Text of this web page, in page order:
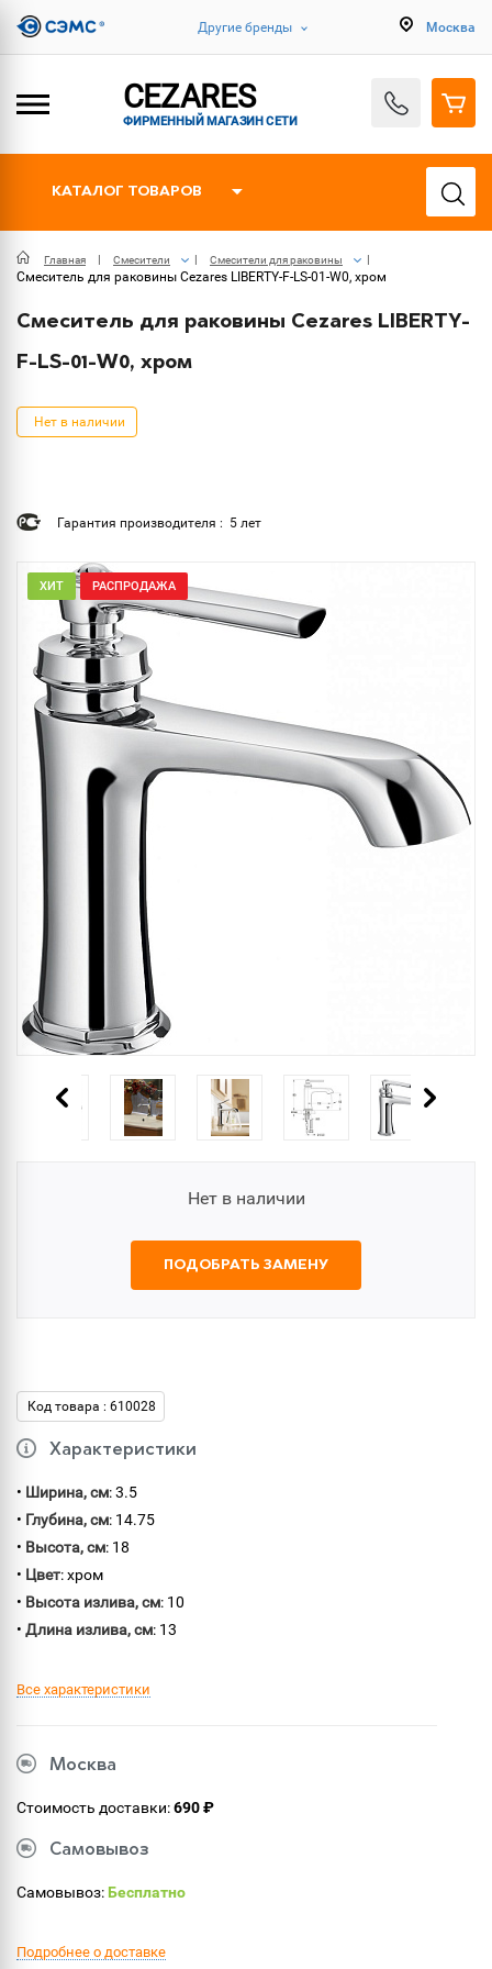
Другие бренды Москва
CEZARES
ФИРМЕННЫЙ МАГАЗИН СЕТИ
КАТАЛОГ ТОВАРОВ
Главная Смесители Смесители для раковины
Смеситель для раковины Cezares LIBERTY-F-LS-01-W0, хром
Смеситель для раковины Cezares LIBERTY-
F-LS-01-W0, хром
Нет в наличии
Гарантия производителя : 5 лет
ХИТ РАСПРОДАЖА
Нет в наличии
ПОДОБРАТЬ ЗАМЕНУ
Код товара : 610028
Характеристики
• Ширина, см: 3.5
• Глубина, см: 14.75
• Высота, см: 18
• Цвет: хром
• Высота излива, см: 10
• Длина излива, см: 13
Все характеристики
Москва
Стоимость доставки:690 ₽
Самовывоз
Самовывоз:Бесплатно
Подробнее о доставке